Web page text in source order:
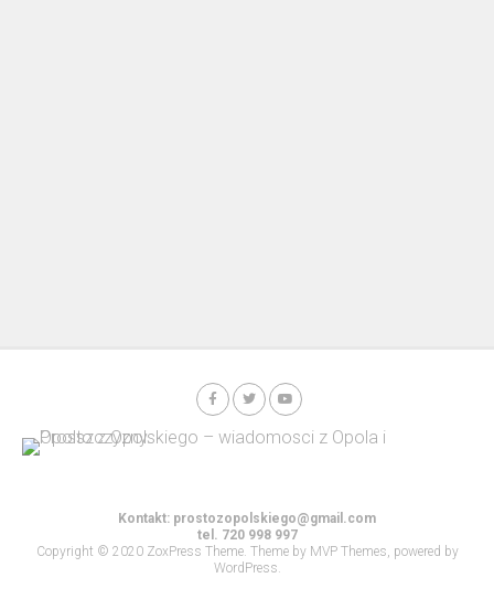
Kontakt: prostozopolskiego@gmail.com
tel. 720 998 997
Copyright © 2020 ZoxPress Theme. Theme by MVP Themes, powered by
WordPress.